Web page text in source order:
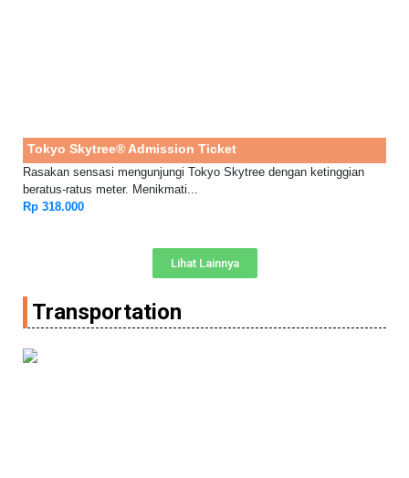
Tokyo Skytree® Admission Ticket
Rasakan sensasi mengunjungi Tokyo Skytree dengan ketinggian
beratus-ratus meter. Menikmati...
Rp 318.000
Lihat Lainnya
Transportation